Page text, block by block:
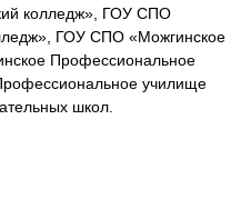
колледж», ГОУ СПО
ГОУ СПО «Можгинское
Профессиональное
училище
школ.